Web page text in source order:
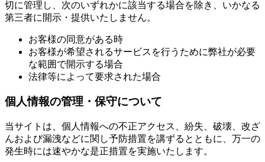
切に管理し、次のいずれかに該当する場合を除き、いかなる
第三者に開示・提供いたしません。
お客様の同意がある時
お客様が希望されるサービスを行うために弊社が必要
な範囲で開示する場合
法律等によって要求された場合
個人情報の管理・保守について
当サイトは、個人情報への不正アクセス、紛失、破壊、改ざ
んおよび漏洩などに関し予防措置を講ずるとともに、万一の
発生時には速やかな是正措置を実施いたします。